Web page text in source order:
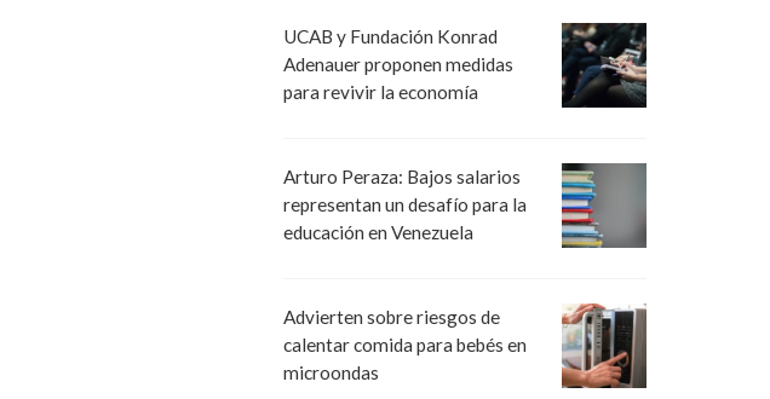
UCAB y Fundación Konrad
Adenauer proponen medidas
para revivir la economía
Arturo Peraza: Bajos salarios
representan un desafío para la
educación en Venezuela
Advierten sobre riesgos de
calentar comida para bebés en
microondas